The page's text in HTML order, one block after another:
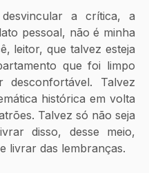
a crítica, a
pessoal, não é minha
leitor, que talvez esteja
que foi limpo
Talvez
histórica em volta
Talvez só não seja
disso, desse meio,
livrar das lembranças.